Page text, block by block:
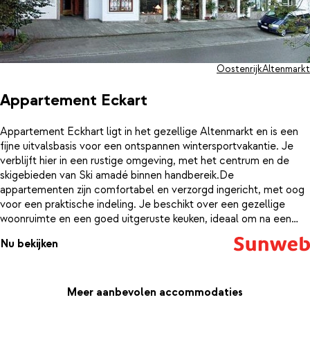
Appartement Eckart
OostenrijkAltenmarkt
Appartement Eckhart ligt in het gezellige Altenmarkt en is een
fijne uitvalsbasis voor een ontspannen wintersportvakantie. Je
verblijft hier in een rustige omgeving, met het centrum en de
skigebieden van Ski amadé binnen handbereik.De
appartementen zijn comfortabel en verzorgd ingericht, met oog
voor een praktische indeling. Je beschikt over een gezellige
woonruimte en een goed uitgeruste keuken, ideaal om na een
actieve dag op de piste samen te ontspannen. De warme,
typisch Oostenrijkse sfeer zorgt ervoor dat je je hier snel thuis
winkels en mogelijkheden voor après-ski, waardoor je makkelijk de
Nu bekijken
Meer aanbevolen accommodaties